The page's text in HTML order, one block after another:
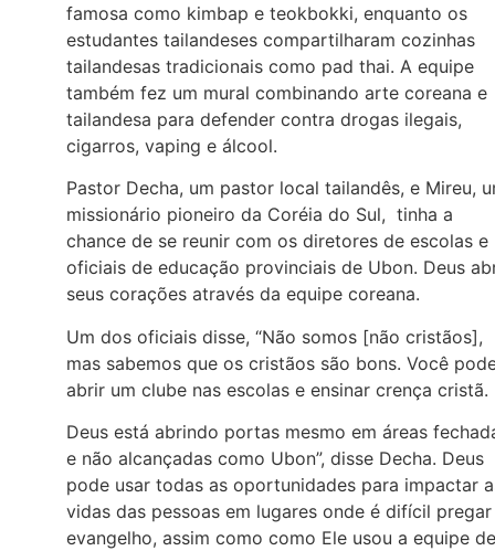
famosa como kimbap e teokbokki, enquanto os
estudantes tailandeses compartilharam cozinhas
tailandesas tradicionais como pad thai. A equipe
também fez um mural combinando arte coreana e
tailandesa para defender contra drogas ilegais,
cigarros, vaping e álcool.
Pastor Decha, um pastor local tailandês, e Mireu,
missionário pioneiro da Coréia do Sul, tinha a
chance de se reunir com os diretores de escolas e
oficiais de educação provinciais de Ubon. Deus
seus corações através da equipe coreana.
Um dos oficiais disse, “Não somos [não cristãos],
mas sabemos que os cristãos são bons. Você
abrir um clube nas escolas e ensinar crença cristã.
Deus está abrindo portas mesmo em áreas
e não alcançadas como Ubon”, disse Decha. Deus
pode usar todas as oportunidades para impactar
vidas das pessoas em lugares onde é difícil
evangelho, assim como como Ele usou a equipe de